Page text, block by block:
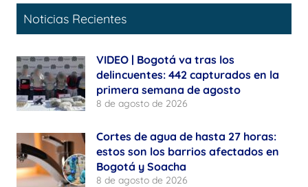
Noticias Recientes
VIDEO | Bogotá va tras los
delincuentes: 442 capturados en la
primera semana de agosto
8 de agosto de 2026
Cortes de agua de hasta 27 horas:
estos son los barrios afectados en
Bogotá y Soacha
8 de agosto de 2026